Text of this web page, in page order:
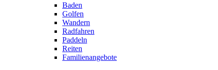
Baden
Golfen
Wandern
Radfahren
Paddeln
Reiten
Familienangebote